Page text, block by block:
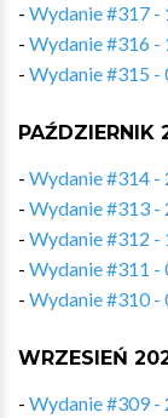
- Wydanie #317
- Wydanie #316
- Wydanie #315
PAŹDZIERNIK
- Wydanie #314
- Wydanie #313
- Wydanie #312
- Wydanie #311
- Wydanie #310
WRZESIEŃ
- Wydanie #309